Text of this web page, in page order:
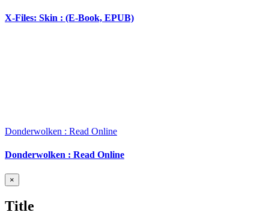
X-Files: Skin : (E-Book, EPUB)
Donderwolken : Read Online
Donderwolken : Read Online
Close
product
view
×
Title